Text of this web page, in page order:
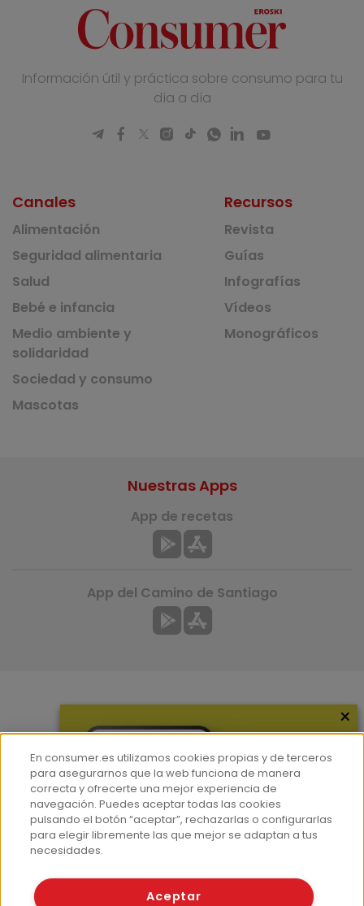
Información útil y práctica sobre consumo para tu
día a día
Canales
Alimentación
Seguridad alimentaria
Salud
Bebé e infancia
Medio ambiente y
solidaridad
Sociedad y consumo
Mascotas
Recursos
Revista
Guías
Infografías
Vídeos
Monográficos
Hemeroteca
Contacto
Prensa
Corpus Lingüístico Consumer
Nuestras Apps
App de recetas
App del Camino de Santiago
© Fundación EROSKI
×
En consumer.es utilizamos cookies propias y de terceros
para asegurarnos que la web funciona de manera
correcta y ofrecerte una mejor experiencia de
navegación. Puedes aceptar todas las cookies
pulsando el botón “aceptar”, rechazarlas o configurarlas
para elegir libremente las que mejor se adaptan a tus
necesidades.
Aceptar